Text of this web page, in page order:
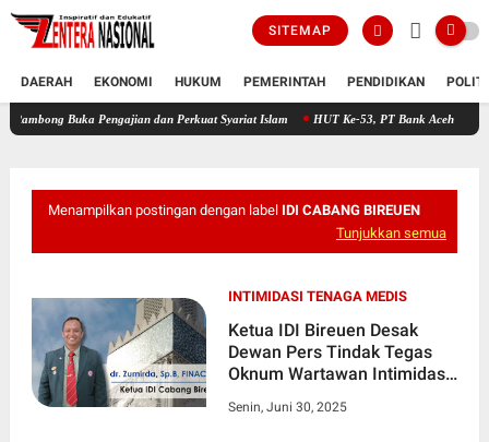
SITEMAP
DAERAH EKONOMI HUKUM PEMERINTAH PENDIDIKAN
Pengajian dan Perkuat Syariat Islam HUT Ke-53, PT Bank Aceh Syariah KC
Menampilkan postingan dengan label IDI CABANG BIREUEN
Tunjukkan semua
INTIMIDASI TENAGA MEDIS
Ketua IDI Bireuen Desak
Dewan Pers Tindak Tegas
Oknum Wartawan Intimidasi
Senin, Juni 30, 2025